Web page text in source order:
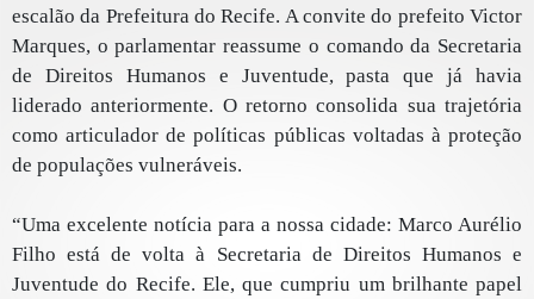
escalão da Prefeitura do Recife. A convite do prefeito Victor
Marques, o parlamentar reassume o comando da Secretaria
de Direitos Humanos e Juventude, pasta que já havia
liderado anteriormente. O retorno consolida sua trajetória
como articulador de políticas públicas voltadas à proteção
de populações vulneráveis.
“Uma excelente notícia para a nossa cidade: Marco Aurélio
Filho está de volta à Secretaria de Direitos Humanos e
Juventude do Recife. Ele, que cumpriu um brilhante papel